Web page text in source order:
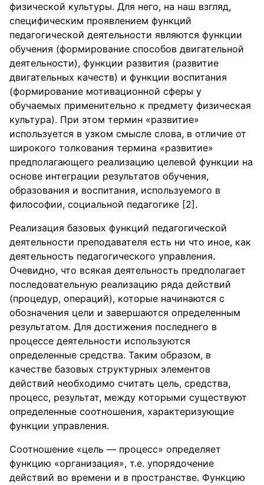
физической культуры. Для него, на наш взгляд,
специфическим проявлением функций
педагогической деятельности являются функции
обучения (формирование способов двигательной
деятельности), функции развития (развитие
двигательных качеств) и функции воспитания
(формирование мотивационной сферы у
обучаемых применительно к предмету физическая
культура). При этом термин «развитие»
используется в узком смысле слова, в отличие от
широкого толкования термина «развитие»
предполагающего реализацию целевой функции на
основе интеграции результатов обучения,
образования и воспитания, используемого в
философии, социальной педагогике [2].
Реализация базовых функций педагогической
деятельности преподавателя есть ни что иное, как
деятельность педагогического управления.
Очевидно, что всякая деятельность предполагает
последовательную реализацию ряда действий
(процедур, операций), которые начинаются с
обозначения цели и завершаются определенным
результатом. Для достижения последнего в
процессе деятельности используются
определенные средства. Таким образом, в
качестве базовых структурных элементов
действий необходимо считать цель, средства,
процесс, результат, между которыми существуют
определенные соотношения, характеризующие
функции управления.
Соотношение «цель — процесс» определяет
функцию «организация», т.е. упорядочение
действий во времени и в пространстве. Функцию